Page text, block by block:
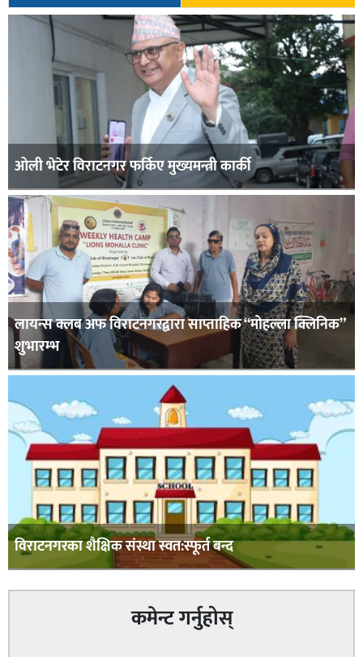
ओली भेटेर विराटनगर फर्किए मुख्यमन्त्री कार्की
लायन्स क्लब अफ विराटनगरद्वारा साप्ताहिक “मोहल्ला क्लिनिक”
शुभारम्भ
विराटनगरका शैक्षिक संस्था स्वत:स्फूर्त बन्द
कमेन्ट गर्नुहोस्